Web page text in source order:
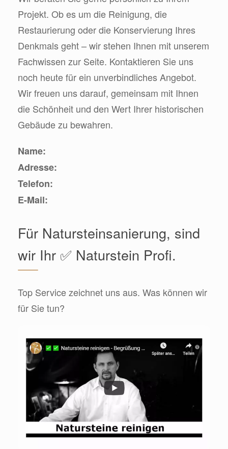
Projekt. Ob es um die Reinigung, die
Restaurierung oder die Konservierung Ihres
Denkmals geht – wir stehen Ihnen mit unserem
Fachwissen zur Seite. Kontaktieren Sie uns
noch heute für ein unverbindliches Angebot.
Wir freuen uns darauf, gemeinsam mit Ihnen
die Schönheit und den Wert Ihrer historischen
Gebäude zu bewahren.
Name:
Adresse:
Telefon:
E-Mail:
Für Natursteinsanierung, sind
wir Ihr ✅ Naturstein Profi.
Top Service zeichnet uns aus. Was können wir
für Sie tun?